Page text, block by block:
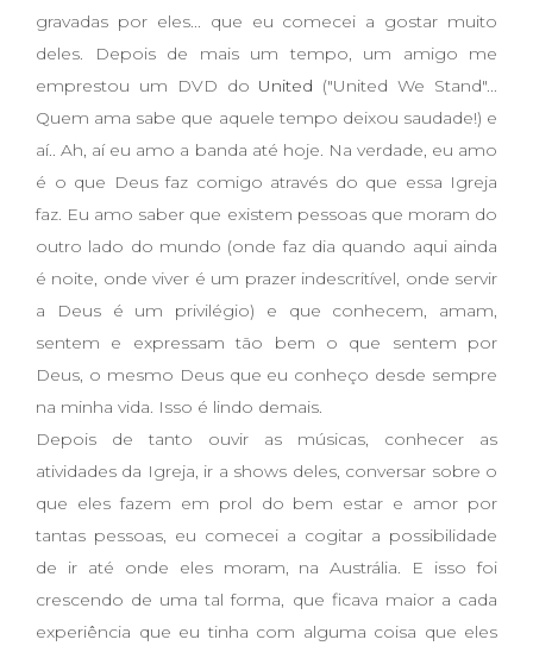
gravadas por eles... que eu comecei a gostar muito
deles. Depois de mais um tempo, um amigo me
emprestou um DVD do United ("United We Stand"...
Quem ama sabe que aquele tempo deixou saudade!) e
aí.. Ah, aí eu amo a banda até hoje. Na verdade, eu amo
é o que Deus faz comigo através do que essa Igreja
faz. Eu amo saber que existem pessoas que moram do
outro lado do mundo (onde faz dia quando aqui ainda
é noite, onde viver é um prazer indescritível, onde servir
a Deus é um privilégio) e que conhecem, amam,
sentem e expressam tão bem o que sentem por
Deus, o mesmo Deus que eu conheço desde sempre
na minha vida. Isso é lindo demais.
Depois de tanto ouvir as músicas, conhecer as
atividades da Igreja, ir a shows deles, conversar sobre o
que eles fazem em prol do bem estar e amor por
tantas pessoas, eu comecei a cogitar a possibilidade
de ir até onde eles moram, na Austrália. E isso foi
crescendo de uma tal forma, que ficava maior a cada
experiência que eu tinha com alguma coisa que eles